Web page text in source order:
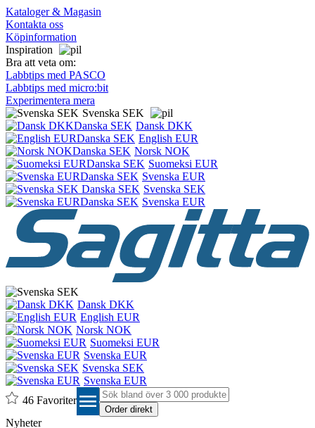
Kataloger & Magasin
Kontakta oss
Köpinformation
Inspiration
Bra att veta om:
Labbtips med PASCO
Labbtips med micro:bit
Experimentera mera
Svenska SEK
Dansk DKK
English EUR
Norsk NOK
Suomeksi EUR
Svenska EUR
Svenska SEK
Svenska EUR
Dansk DKK
English EUR
Norsk NOK
Suomeksi EUR
Svenska EUR
Svenska SEK
Svenska EUR
46 Favoriter menu
Nyheter